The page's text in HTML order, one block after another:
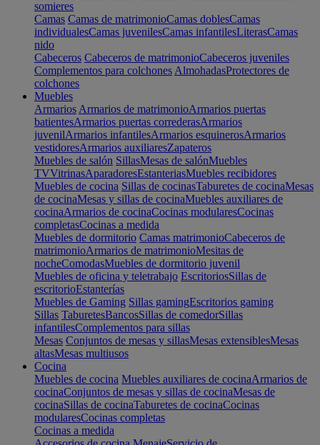
somieres
Camas Camas de matrimonioCamas doblesCamas
individualesCamas juvenilesCamas infantilesLiterasCamas
nido
Cabeceros Cabeceros de matrimonioCabeceros juveniles
Complementos para colchones AlmohadasProtectores de
colchones
Muebles
Armarios Armarios de matrimonioArmarios puertas
batientesArmarios puertas correderasArmarios
juvenilArmarios infantilesArmarios esquinerosArmarios
vestidoresArmarios auxiliaresZapateros
Muebles de salón SillasMesas de salónMuebles
TVVitrinasAparadoresEstanteriasMuebles recibidores
Muebles de cocina Sillas de cocinasTaburetes de cocinaMesas
de cocinaMesas y sillas de cocinaMuebles auxiliares de
cocinaArmarios de cocinaCocinas modularesCocinas
completasCocinas a medida
Muebles de dormitorio Camas matrimonioCabeceros de
matrimonioArmarios de matrimonioMesitas de
nocheComodasMuebles de dormitorio juvenil
Muebles de oficina y teletrabajo EscritoriosSillas de
escritorioEstanterías
Muebles de Gaming Sillas gamingEscritorios gaming
Sillas TaburetesBancosSillas de comedorSillas
infantilesComplementos para sillas
Mesas Conjuntos de mesas y sillasMesas extensiblesMesas
altasMesas multiusos
Cocina
Muebles de cocina Muebles auxiliares de cocinaArmarios de
cocinaConjuntos de mesas y sillas de cocinaMesas de
cocinaSillas de cocinaTaburetes de cocinaCocinas
modularesCocinas completas
Cocinas a medida